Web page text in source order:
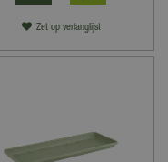
Zet op verlanglijst